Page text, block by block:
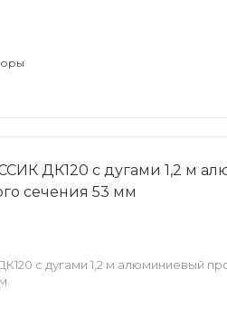
ДК120 с дугами 1,2 м
сечения 53 мм
с дугами 1,2 м алюминиевый